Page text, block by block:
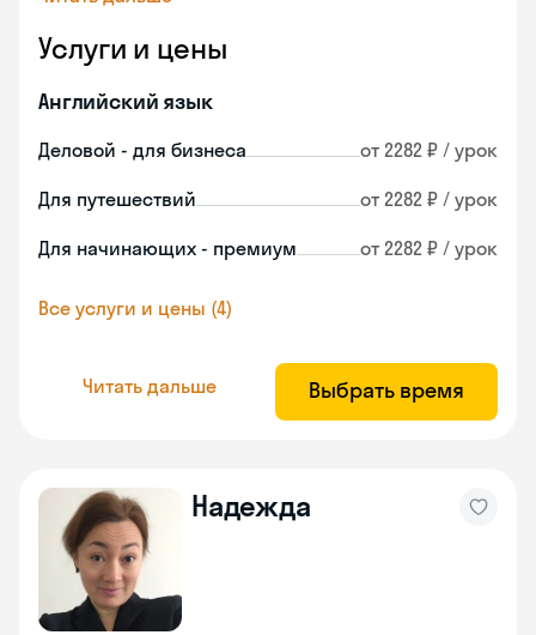
Услуги и цены
Английский язык
Деловой - для бизнеса от 2282 ₽ / урок
Для путешествий от 2282 ₽ / урок
Для начинающих - премиум от 2282 ₽ / урок
Все услуги и цены (4)
Читать дальше Выбрать время
Надежда